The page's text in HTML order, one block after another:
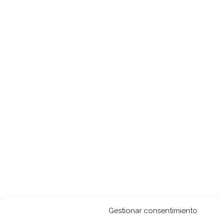
Gestionar consentimiento